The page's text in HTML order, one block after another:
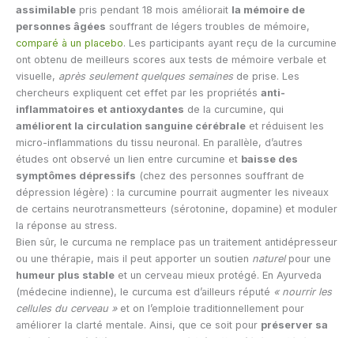
assimilable pris pendant 18 mois améliorait la mémoire de
personnes âgées souffrant de légers troubles de mémoire,
comparé à un placebo. Les participants ayant reçu de la curcumine
ont obtenu de meilleurs scores aux tests de mémoire verbale et
visuelle, après seulement quelques semaines de prise. Les
chercheurs expliquent cet effet par les propriétés anti-
inflammatoires et antioxydantes de la curcumine, qui
améliorent la circulation sanguine cérébrale et réduisent les
micro-inflammations du tissu neuronal. En parallèle, d’autres
études ont observé un lien entre curcumine et baisse des
symptômes dépressifs (chez des personnes souffrant de
dépression légère) : la curcumine pourrait augmenter les niveaux
de certains neurotransmetteurs (sérotonine, dopamine) et moduler
la réponse au stress.
Bien sûr, le curcuma ne remplace pas un traitement antidépresseur
ou une thérapie, mais il peut apporter un soutien naturelpour une
humeur plus stable et un cerveau mieux protégé. En Ayurveda
(médecine indienne), le curcuma est d’ailleurs réputé « nourrir les
cellules du cerveau »et on l’emploie traditionnellement pour
améliorer la clarté mentale. Ainsi, que ce soit pour préserver sa